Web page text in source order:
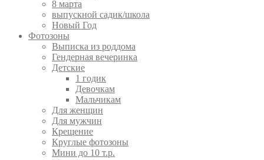
8 марта
выпускной садик/школа
Новый Год
Фотозоны
Выписка из роддома
Гендерная вечеринка
Детские
1 годик
Девочкам
Мальчикам
Для женщин
Для мужчин
Крещение
Круглые фотозоны
Мини до 10 т.р.